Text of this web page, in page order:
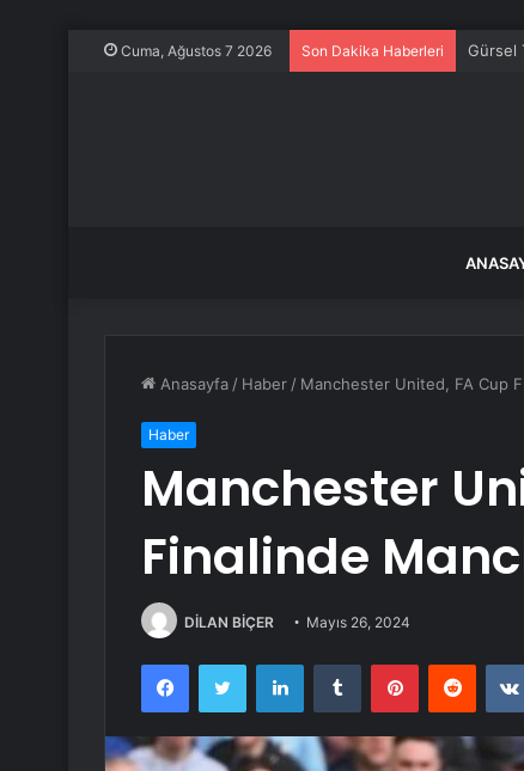
Cuma, Ağustos 7 2026 Son Dakika Haberleri Gürsel
Anasayfa / Haber / Manchester United, FA Cup
Haber
Manchester
Finalinde
DİLAN BİÇER Mayıs 26, 2024
FacebookTwitter LinkedInTumblr PinterestReddit